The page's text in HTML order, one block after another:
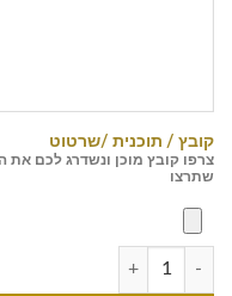
קובץ / תוכנית /שרטוט
צרפו קובץ מוכן ונשדרג לכם
שתרצו